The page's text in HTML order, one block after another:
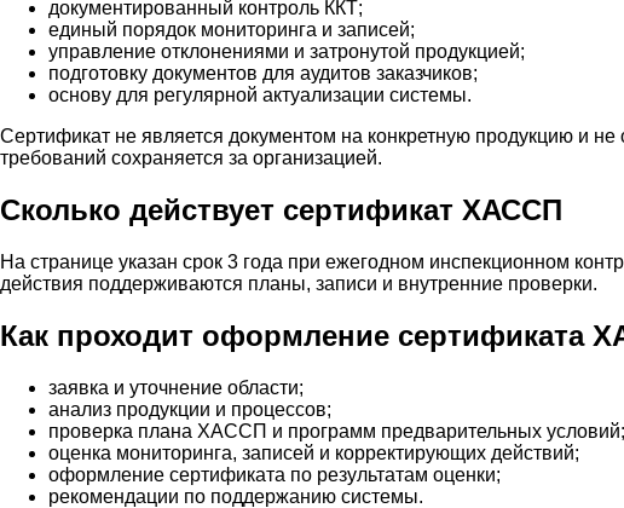
документированный контроль ККТ;
единый порядок мониторинга и записей;
управление отклонениями и затронутой продукцией;
подготовку документов для аудитов заказчиков;
основу для регулярной актуализации системы.
Сертификат не является документом на конкретную продукцию и
требований сохраняется за организацией.
Сколько действует сертификат ХАССП
На странице указан срок 3 года при ежегодном инспекционном
действия поддерживаются планы, записи и внутренние проверки.
Как проходит оформление сертификата
заявка и уточнение области;
анализ продукции и процессов;
проверка плана ХАССП и программ предварительных условий;
оценка мониторинга, записей и корректирующих действий;
оформление сертификата по результатам оценки;
рекомендации по поддержанию системы.